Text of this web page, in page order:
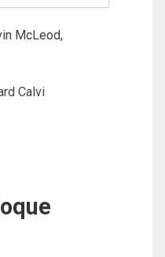
McLeod,
Calvi